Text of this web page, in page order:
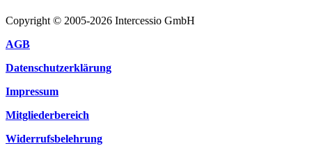
Copyright © 2005-2026 Intercessio GmbH
AGB
Datenschutzerklärung
Impressum
Mitgliederbereich
Widerrufsbelehrung